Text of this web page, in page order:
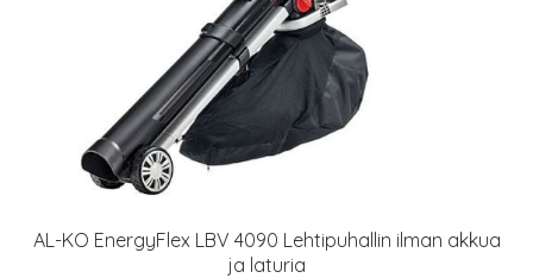
AL-KO EnergyFlex LBV 4090 Lehtipuhallin ilman akkua
ja laturia